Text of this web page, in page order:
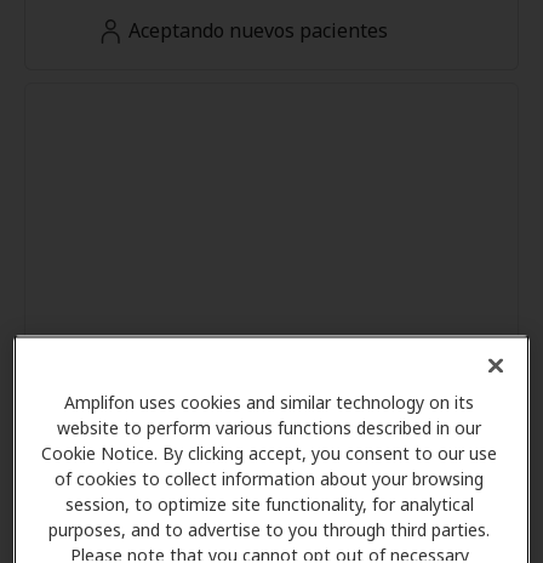
Amplifon uses cookies and similar technology on its
website to perform various functions described in our
Cookie Notice. By clicking accept, you consent to our use
of cookies to collect information about your browsing
session, to optimize site functionality, for analytical
purposes, and to advertise to you through third parties.
Please note that you cannot opt out of necessary
Aceptando nuevos pacientes